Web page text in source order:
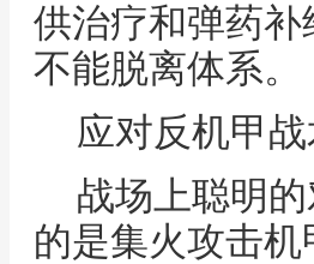
供治疗和弹药
不能脱离体系。
应对反机甲
战场上聪明
的是集火攻击